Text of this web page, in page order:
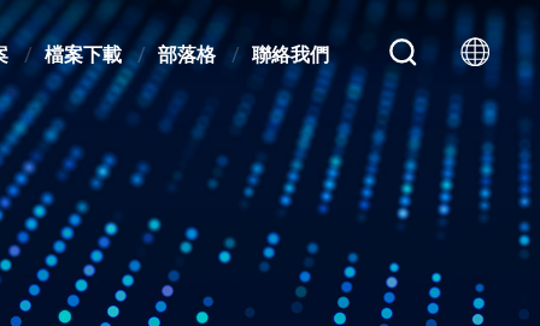
檔案下載 部落格 聯絡我們